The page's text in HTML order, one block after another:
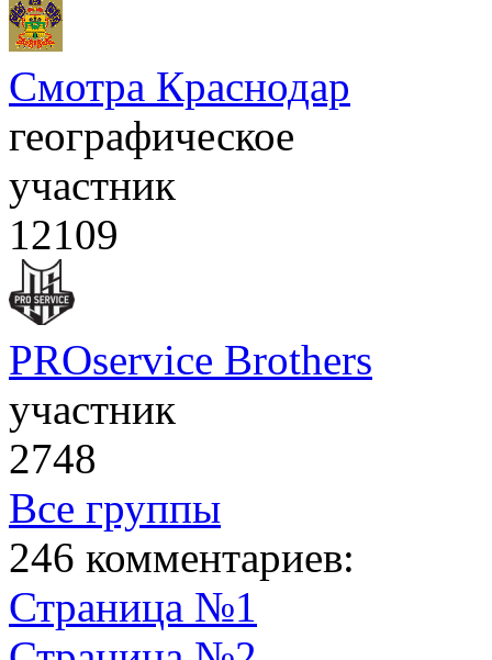
Смотра Краснодар
географическое
участник
12109
PROservice Brothers
участник
2748
Все группы
246 комментариев:
Страница №1